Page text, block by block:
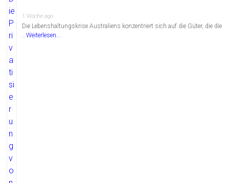
1 Woche ago
Die Lebenshaltungskrise Australiens konzentriert sich auf die Güter, die die
…Weiterlesen...